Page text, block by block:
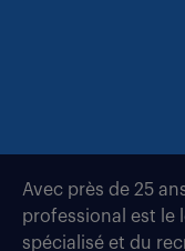
Avec près de 25
professional est le
spécialisé et du